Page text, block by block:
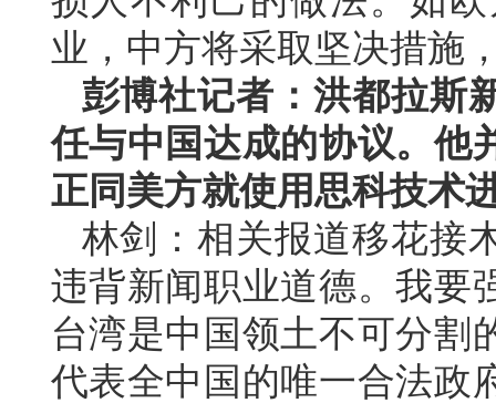
业，中方将采取坚决措施
彭博社记者：洪都拉斯
任与中国达成的协议。他
正同美方就使用思科技术
林剑：相关报道移花接
违背新闻职业道德。我要
台湾是中国领土不可分割
代表全中国的唯一合法政